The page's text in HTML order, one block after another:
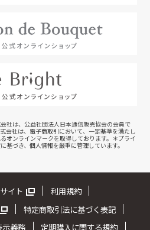
社は、公益社団法人日本通信販売協会の会員で
会社は、電子商取引において、一定基準を満たし
オンラインマークを取得しております。＊プライ
基づき、個人情報を厳重に管理しています。
イト
利用規約
特定商取引法に基づく表記
示義務
定期購入に関する規約